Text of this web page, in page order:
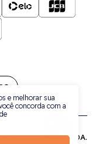
e melhorar sua
concorda com a
de Joias LTDA.